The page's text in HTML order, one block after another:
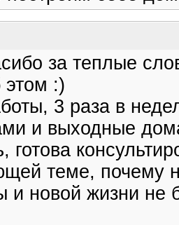
за теплые
:)
3 раза в
и выходные
готова
теме, почему
и новой жизни не